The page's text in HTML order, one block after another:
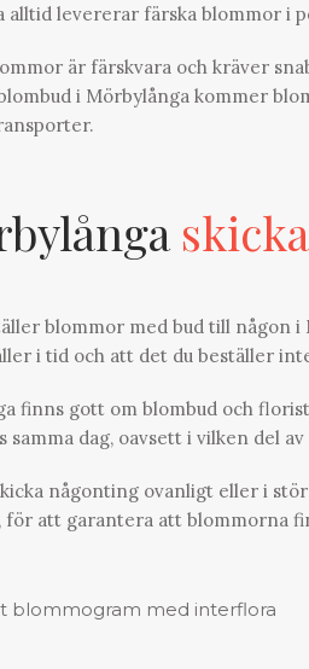
alltid levererar färska blommor i
är färskvara och kräver
i Mörbylånga kommer
blommor med bud till någon
i tid och att det du beställer
finns gott om blombud och
samma dag, oavsett i vilken del
någonting ovanligt eller i
för att garantera att blommorna